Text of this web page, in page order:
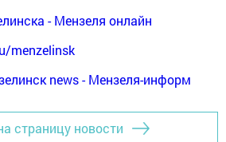
- Мензеля онлайн
menzelinsk
news - Мензеля-информ
страницу новости